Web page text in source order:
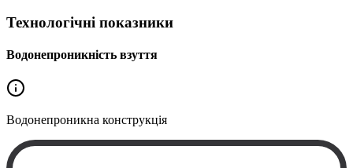
Технологічні показники
Водонепроникність взуття
Водонепроникна конструкція